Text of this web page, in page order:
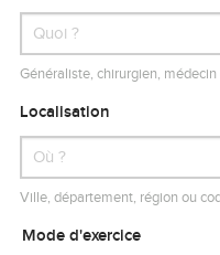
Généraliste, chirurgien,
Localisation
Ville, département, région ou
Mode d'exercice